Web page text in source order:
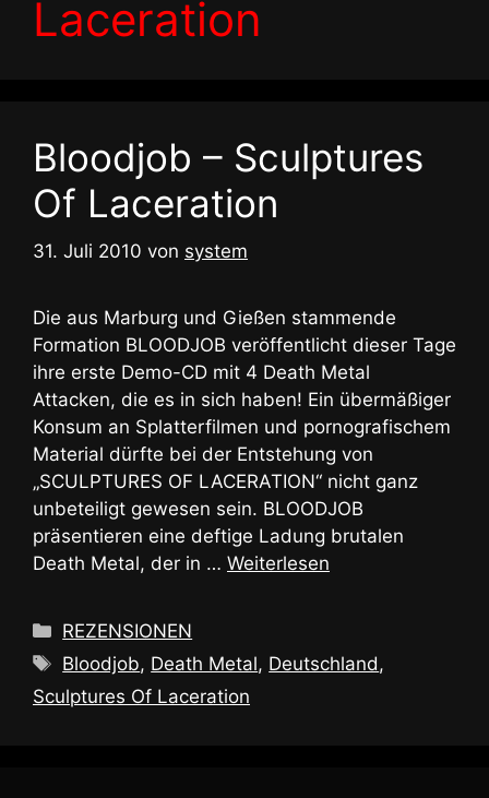
Laceration
Bloodjob – Sculptures
Of Laceration
31. Juli 2010 von system
Die aus Marburg und Gießen stammende
Formation BLOODJOB veröffentlicht dieser Tage
ihre erste Demo-CD mit 4 Death Metal
Attacken, die es in sich haben! Ein übermäßiger
Konsum an Splatterfilmen und pornografischem
Material dürfte bei der Entstehung von
„SCULPTURES OF LACERATION“ nicht ganz
unbeteiligt gewesen sein. BLOODJOB
präsentieren eine deftige Ladung brutalen
Death Metal, der in … Weiterlesen
Kategorien
REZENSIONEN
Schlagwörter
Bloodjob, Death Metal, Deutschland,
Sculptures Of Laceration